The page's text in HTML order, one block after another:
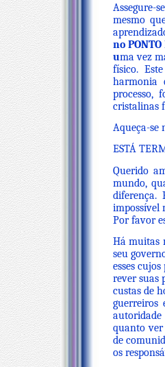
Assegure-
mesmo
no
uma vez
físico.
harmonia
processo,
cristalinas
Aqueça-se
ESTÁ
Querido
mundo,
diferença.
impossível
Por favor
Há muitas
seu
esses
rever suas
custas de
guerreiros
autoridade
quanto
de
os